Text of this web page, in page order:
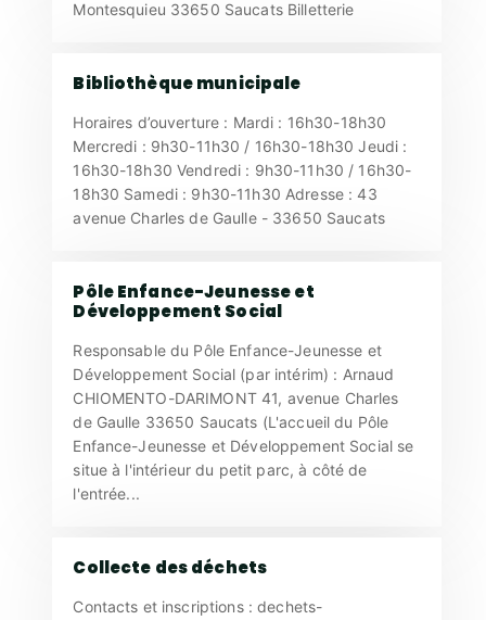
Montesquieu 33650 Saucats Billetterie
Bibliothèque municipale
Horaires d’ouverture : Mardi : 16h30-18h30
Mercredi : 9h30-11h30 / 16h30-18h30 Jeudi :
16h30-18h30 Vendredi : 9h30-11h30 / 16h30-
18h30 Samedi : 9h30-11h30 Adresse : 43
avenue Charles de Gaulle - 33650 Saucats
Pôle Enfance-Jeunesse et
Développement Social
Responsable du Pôle Enfance-Jeunesse et
Développement Social (par intérim) : Arnaud
CHIOMENTO-DARIMONT 41, avenue Charles
de Gaulle 33650 Saucats (L'accueil du Pôle
Enfance-Jeunesse et Développement Social se
situe à l'intérieur du petit parc, à côté de
l'entrée...
Collecte des déchets
Contacts et inscriptions : dechets-